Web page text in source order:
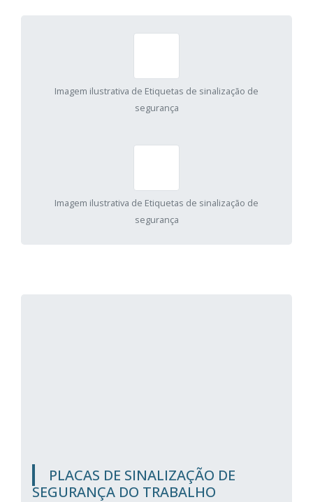
Imagem ilustrativa de Etiquetas de sinalização de
segurança
Imagem ilustrativa de Etiquetas de sinalização de
segurança
PLACAS DE SINALIZAÇÃO DE
SEGURANÇA DO TRABALHO